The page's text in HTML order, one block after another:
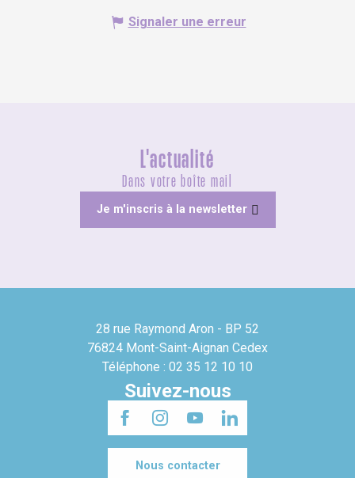
Signaler une erreur
L'actualité
Dans votre boîte mail
Je m'inscris à la newsletter
28 rue Raymond Aron - BP 52
76824 Mont-Saint-Aignan Cedex
Téléphone : 02 35 12 10 10
Suivez-nous
Nous contacter